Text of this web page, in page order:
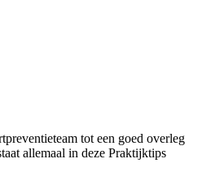
tot een goed overleg
allemaal in deze Praktijktips